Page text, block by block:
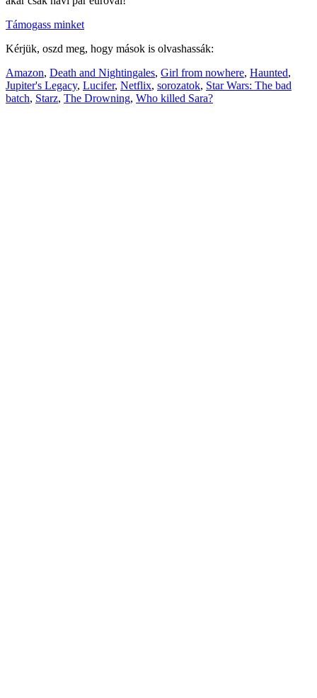
Támogass minket
Kérjük, oszd meg, hogy mások is olvashassák:
Amazon, Death and Nightingales, Girl from nowhere, Haunted,
Jupiter's Legacy, Lucifer, Netflix, sorozatok, Star Wars: The bad
batch, Starz, The Drowning, Who killed Sara?